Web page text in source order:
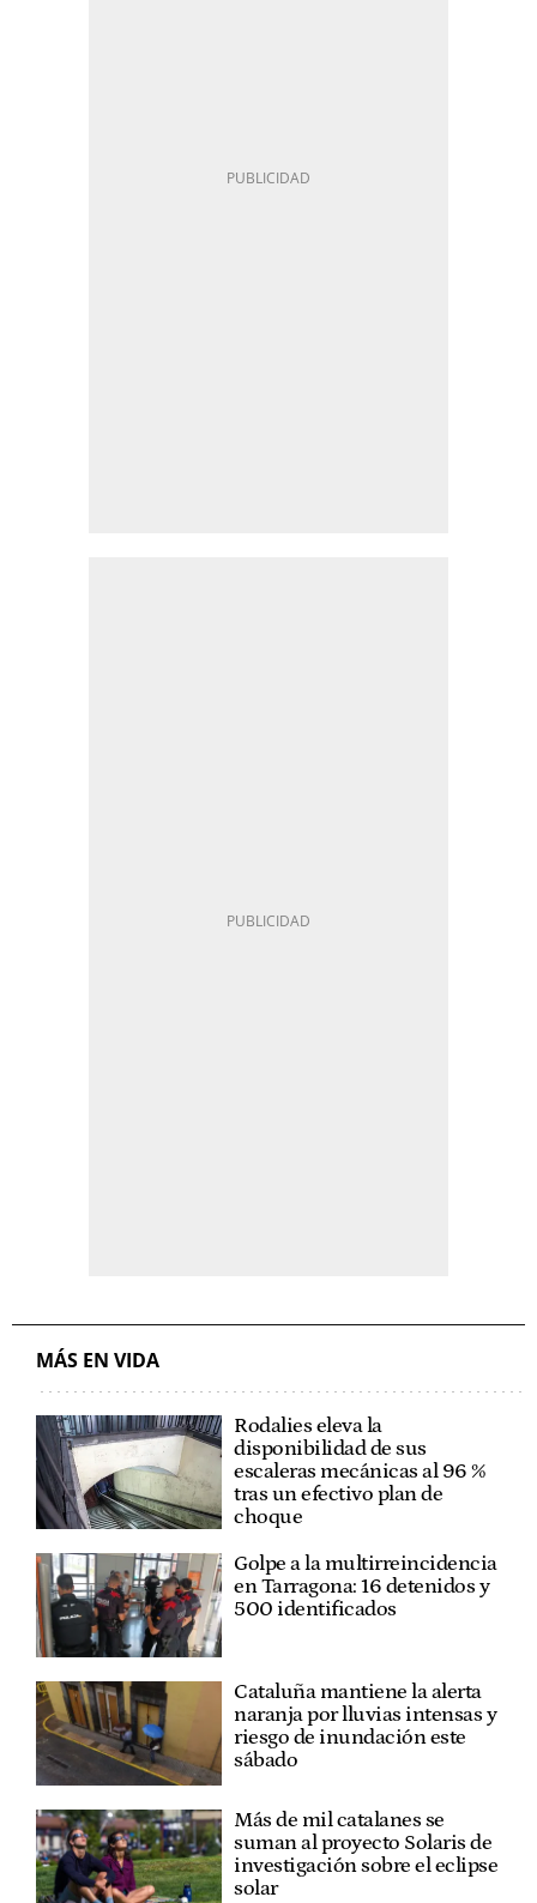
MÁS EN VIDA
Rodalies eleva la
disponibilidad de sus
escaleras mecánicas al 96 %
tras un efectivo plan de
choque
Golpe a la multirreincidencia
en Tarragona: 16 detenidos y
500 identificados
Cataluña mantiene la alerta
naranja por lluvias intensas y
riesgo de inundación este
sábado
Más de mil catalanes se
suman al proyecto Solaris de
investigación sobre el eclipse
solar